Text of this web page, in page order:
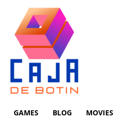
GAMES BLOG MOVIES